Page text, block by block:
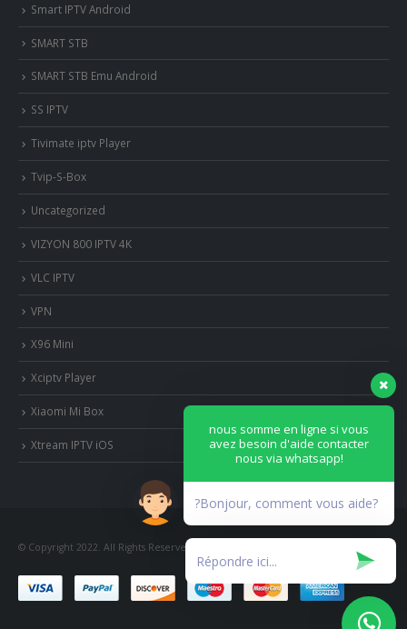
Smart IPTV Android
SMART STB
SMART STB Emu Android
SS IPTV
Tivimate iptv Player
Tvip-S-Box
Uncategorized
VIZYON 800 IPTV 4K
VLC IPTV
VPN
X96 Mini
Xciptv Player
Xiaomi Mi Box
Xtream IPTV iOS
© Copyright 2022. All Rights Reserved.
nous somme en ligne si vous
avez besoin d'aide contacter
nous via whatsapp!
?Bonjour, comment vous aide?